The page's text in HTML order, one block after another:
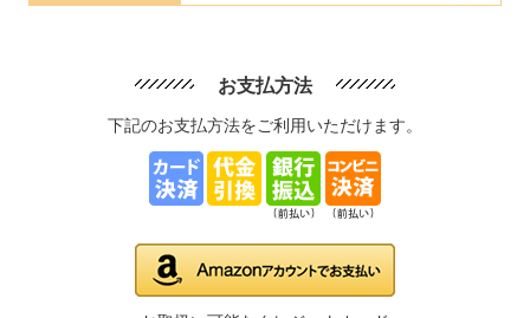
お支払方法
下記のお支払方法をご利用いただけます。